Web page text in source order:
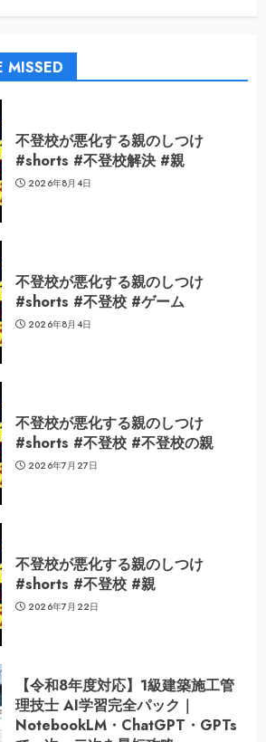
MISSED
不登校が悪化する親のしつけ
#shorts #不登校解決 #親
2026年8月4日
不登校が悪化する親のしつけ
#shorts #不登校 #ゲーム
2026年8月4日
不登校が悪化する親のしつけ
#shorts #不登校 #不登校の親
2026年7月27日
不登校が悪化する親のしつけ
#shorts #不登校 #親
2026年7月22日
【令和8年度対応】1級建築施工管
理技士 AI学習完全パック｜
NotebookLM・ChatGPT・GPTs